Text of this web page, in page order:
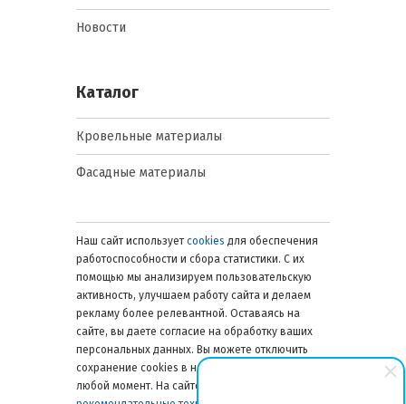
Новости
Каталог
Кровельные материалы
Фасадные материалы
Наш сайт использует cookies для обеспечения
работоспособности и сбора статистики. С их
помощью мы анализируем пользовательскую
активность, улучшаем работу сайта и делаем
рекламу более релевантной. Оставаясь на
сайте, вы даете согласие на обработку ваших
персональных данных. Вы можете отключить
сохранение cookies в настройках браузера в
любой момент. На сайте также применяются